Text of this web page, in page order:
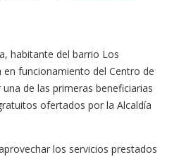
habitante del barrio Los
en funcionamiento del Centro de
de las primeras beneficiarias
ofertados por la Alcaldía
los servicios prestados